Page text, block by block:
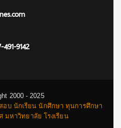
9142
2000 - 2025
อบ นักเรียน นักศึกษา ทุนการศึกษา
มหาวิทยาลัย โรงเรียน